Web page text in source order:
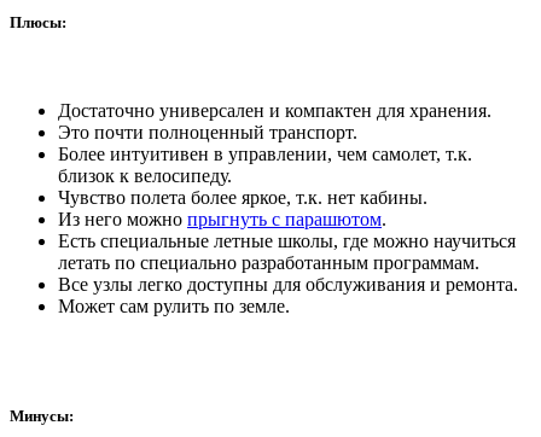
Плюсы:
Достаточно универсален и компактен для хранения.
Это почти полноценный транспорт.
Более интуитивен в управлении, чем самолет, т.к.
близок к велосипеду.
Чувство полета более яркое, т.к. нет кабины.
Из него можно прыгнуть с парашютом.
Есть специальные летные школы, где можно научиться
летать по специально разработанным программам.
Все узлы легко доступны для обслуживания и ремонта.
Может сам рулить по земле.
Минусы: